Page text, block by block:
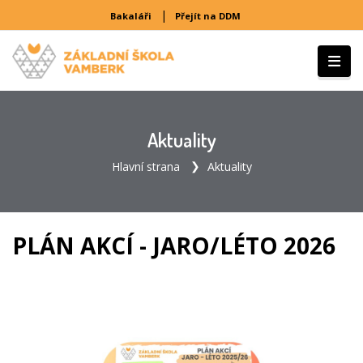
Bakaláři | Přejít na DDM
Aktuality
Hlavní strana Aktuality
PLÁN AKCÍ - JARO/LÉTO 2026